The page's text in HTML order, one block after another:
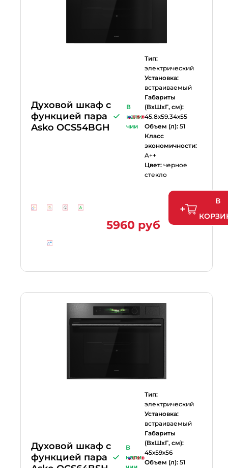
Духовой шкаф с
функцией пара
Asko OCS54BGH
В
нали
чии
Тип:
электрический
Установка:
встраиваемый
Габариты
(ВхШхГ, см):
45.8х59.34х55
Объем (л):51
Класс
экономичности:
A++
Цвет:черное
стекло
5960 руб
В
Духовой шкаф с
функцией пара
В
нали
Тип:
электрический
Установка:
встраиваемый
Габариты
(ВхШхГ, см):
45х59х56
Объем (л): 51